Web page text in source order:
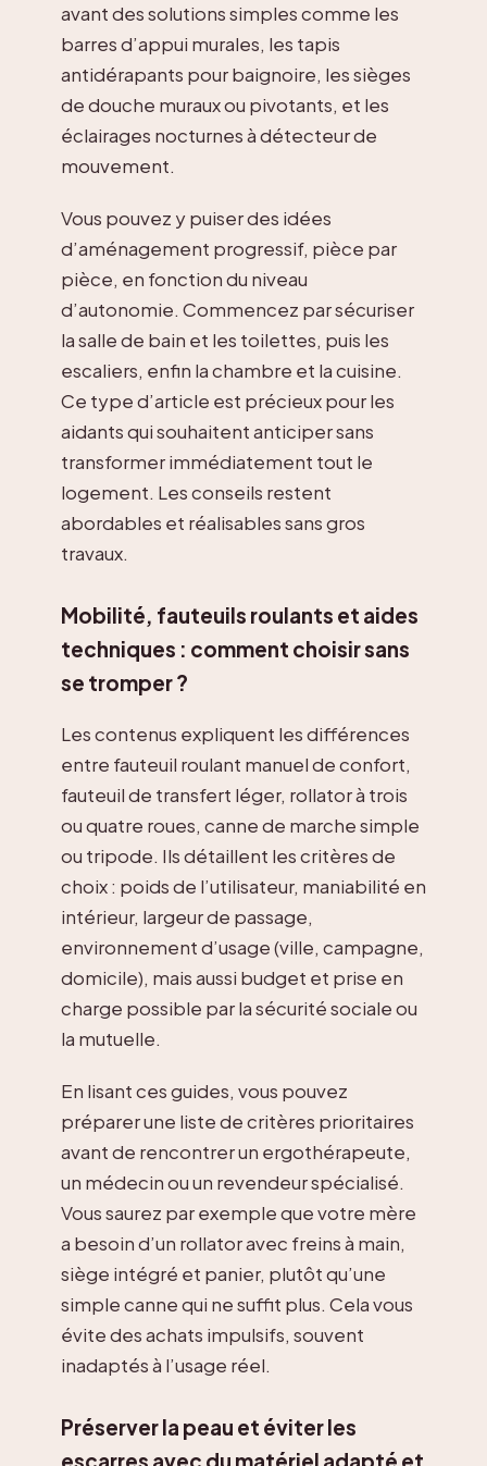
avant des solutions simples comme les
barres d’appui murales, les tapis
antidérapants pour baignoire, les sièges
de douche muraux ou pivotants, et les
éclairages nocturnes à détecteur de
mouvement.
Vous pouvez y puiser des idées
d’aménagement progressif, pièce par
pièce, en fonction du niveau
d’autonomie. Commencez par sécuriser
la salle de bain et les toilettes, puis les
escaliers, enfin la chambre et la cuisine.
Ce type d’article est précieux pour les
aidants qui souhaitent anticiper sans
transformer immédiatement tout le
logement. Les conseils restent
abordables et réalisables sans gros
travaux.
Mobilité, fauteuils roulants et aides
techniques : comment choisir sans
se tromper ?
Les contenus expliquent les différences
entre fauteuil roulant manuel de confort,
fauteuil de transfert léger, rollator à trois
ou quatre roues, canne de marche simple
ou tripode. Ils détaillent les critères de
choix : poids de l’utilisateur, maniabilité en
intérieur, largeur de passage,
environnement d’usage (ville, campagne,
domicile), mais aussi budget et prise en
charge possible par la sécurité sociale ou
la mutuelle.
En lisant ces guides, vous pouvez
préparer une liste de critères prioritaires
avant de rencontrer un ergothérapeute,
un médecin ou un revendeur spécialisé.
Vous saurez par exemple que votre mère
a besoin d’un rollator avec freins à main,
siège intégré et panier, plutôt qu’une
simple canne qui ne suffit plus. Cela vous
évite des achats impulsifs, souvent
inadaptés à l’usage réel.
Préserver la peau et éviter les
escarres avec du matériel adapté et